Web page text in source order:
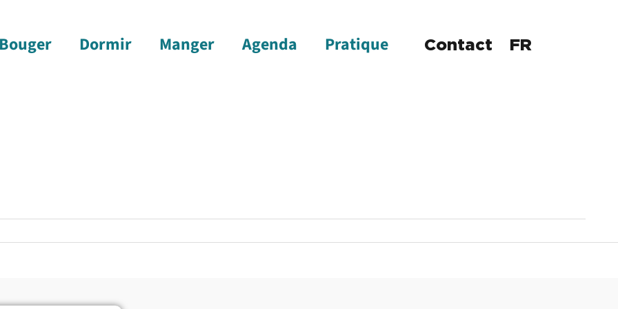
Bouger Dormir Manger Agenda Pratique Contact FR